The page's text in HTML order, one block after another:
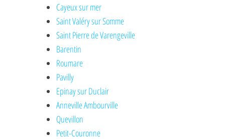
Cayeux sur mer
Saint Valéry sur Somme
Saint Pierre de Varengeville
Barentin
Roumare
Pavilly
Epinay sur Duclair
Anneville Ambourville
Quevillon
Petit-Couronne